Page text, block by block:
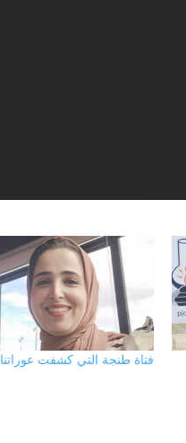
فتاة طنجة التي كشفت عوراتنا